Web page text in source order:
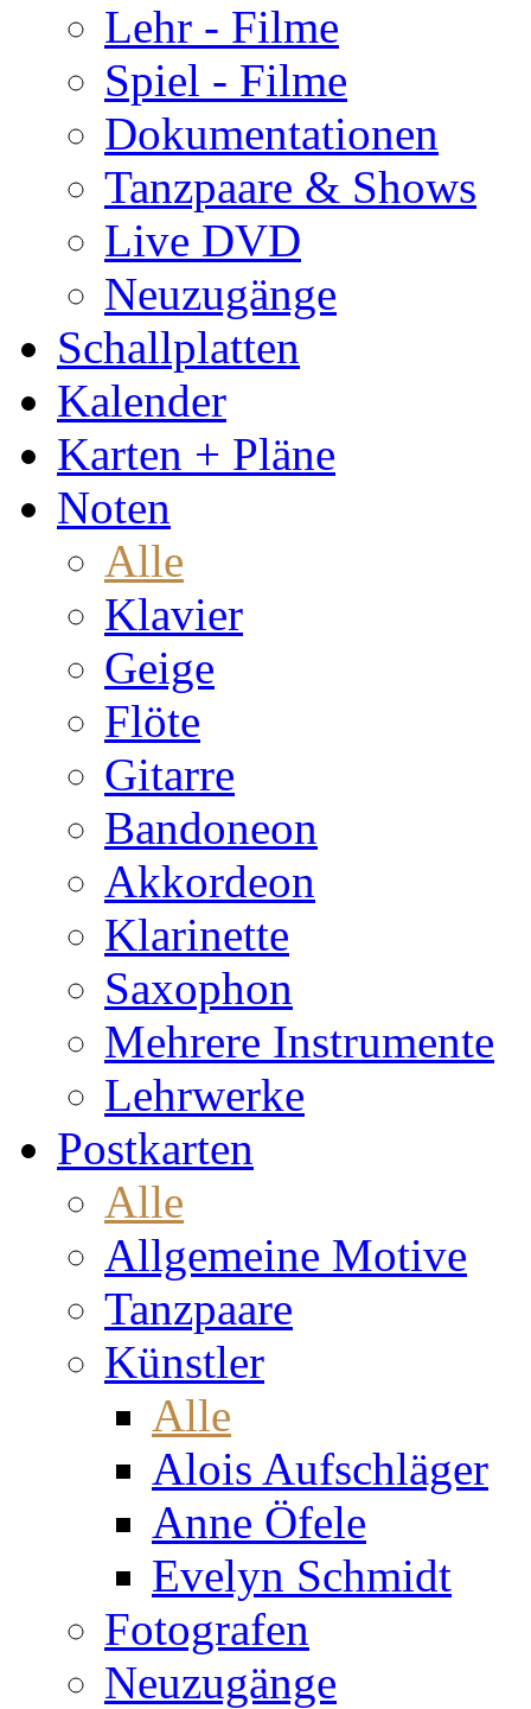
Lehr - Filme
Spiel - Filme
Dokumentationen
Tanzpaare & Shows
Live DVD
Neuzugänge
Schallplatten
Kalender
Karten + Pläne
Noten
Alle
Klavier
Geige
Flöte
Gitarre
Bandoneon
Akkordeon
Klarinette
Saxophon
Mehrere Instrumente
Lehrwerke
Postkarten
Alle
Allgemeine Motive
Tanzpaare
Künstler
Alle
Alois Aufschläger
Anne Öfele
Evelyn Schmidt
Fotografen
Neuzugänge